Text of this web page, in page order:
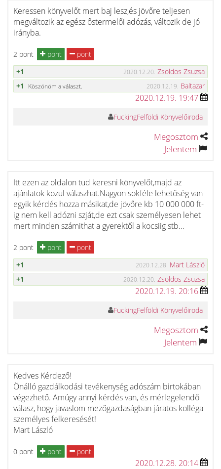
Keressen könyvelőt mert baj lesz,és jövőre teljesen
megváltozik az egész őstermelői adózás, változik de jó
irányba.
2 pont pont
pont
+1
2020.12.20. Zsoldos Zsuzsa
+1
Köszönöm a választ. 2020.12.19. Baltazar
2020.12.19. 19:47
FuckingFelföldi Könyvelőiroda
Megosztom
Jelentem
Itt ezen az oldalon tud keresni könyvelőt,majd az
ajánlatok közül válaszhat.Nagyon sokféle lehetőség van
egyik kérdés hozza másikat,de jövőre kb 10 000 000 ft-
ig nem kell adózni szját,de ezt csak személyesen lehet
mert minden számithat a gyerektől a kocsiig stb...
2 pont pont
pont
+1
2020.12.28. Mart László
+1
2020.12.20. Zsoldos Zsuzsa
2020.12.19. 20:16
FuckingFelföldi Könyvelőiroda
Megosztom
Jelentem
Kedves Kérdező!
Önálló gazdálkodási tevékenység adószám birtokában
végezhető. Amúgy annyi kérdés van, és mérlegelendő
válasz, hogy javaslom mezőgazdaságban járatos kolléga
személyes felkeresését!
Mart László
0 pont pont pont
2020.12.28. 20:14